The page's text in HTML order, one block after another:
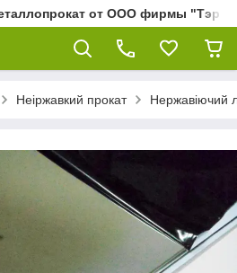
от ООО фирмы "Тэра"
Неіржавкий прокат Нержавіючий